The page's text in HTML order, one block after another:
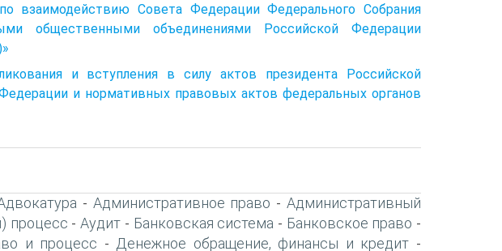
взаимодействию Совета Федерации Федерального Собрания
общественными объединениями Российской Федерации
и вступления в силу актов президента Российской
и нормативных правовых актов федеральных органов
- Административное право -Административный
процесс -Аудит - Банковская система - Банковское право -
и процесс - Денежное обращение, финансы и кредит -